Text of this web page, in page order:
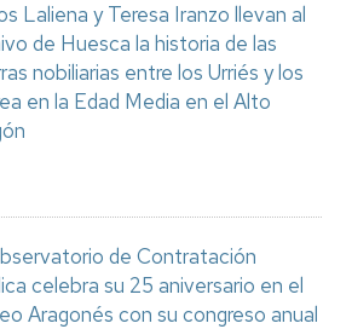
Laliena y Teresa Iranzo llevan al
de Huesca la historia de las
nobiliarias entre los Urriés y los
en la Edad Media en el Alto
de Contratación
celebra su 25 aniversario en el
Aragonés con su congreso anual